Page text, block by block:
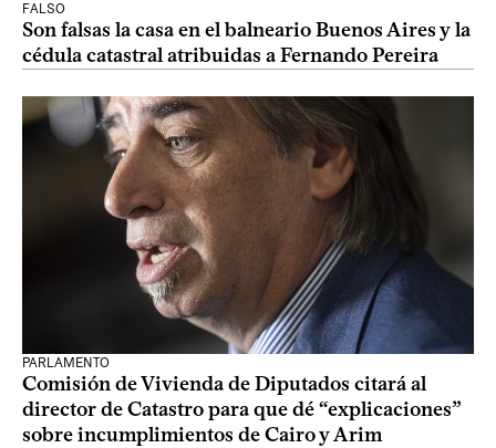
FALSO
Son falsas la casa en el balneario Buenos Aires y la
cédula catastral atribuidas a Fernando Pereira
PARLAMENTO
Comisión de Vivienda de Diputados citará al
director de Catastro para que dé “explicaciones”
sobre incumplimientos de Cairo y Arim